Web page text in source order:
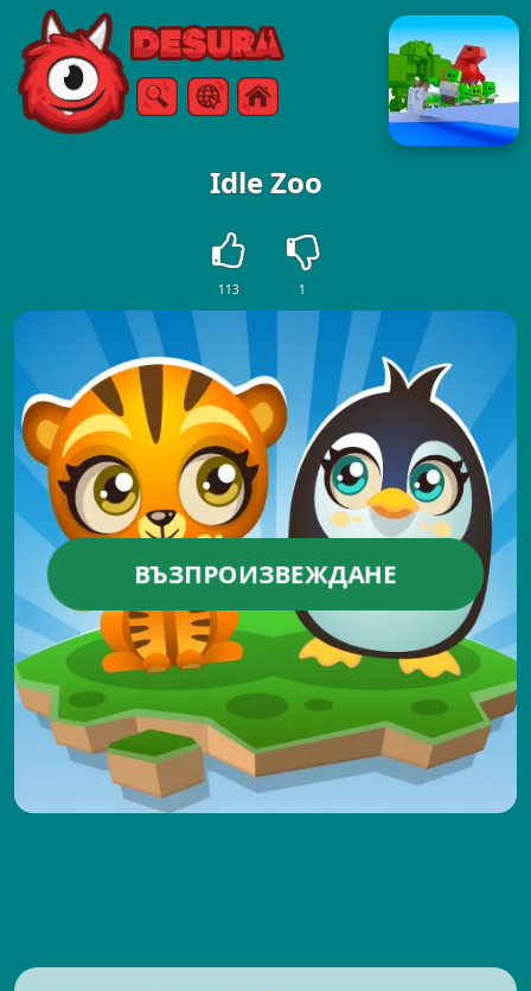
Free Online Games
ТърсенеМеню
Idle Zoo
113 1
ВЪЗПРОИЗВЕЖДАНЕ